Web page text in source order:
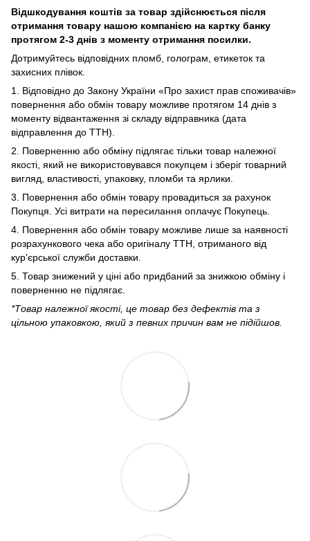
Відшкодування коштів за товар здійснюється після
отримання товару нашою компанією на картку банку
протягом 2-3 днів з моменту отримання посилки.
Дотримуйтесь відповідних пломб, голограм, етикеток та
захисних плівок.
1. Відповідно до Закону України «Про захист прав споживачів»
повернення або обмін товару можливе протягом 14 днів з
моменту відвантаження зі складу відправника (дата
відправлення до ТТН).
2. Поверненню або обміну підлягає тільки товар належної
якості, який не використовувався покупцем і зберіг товарний
вигляд, властивості, упаковку, пломби та ярлики.
3. Повернення або обмін товару провадиться за рахунок
Покупця. Усі витрати на пересилання оплачує Покупець.
4. Повернення або обмін товару можливе лише за наявності
розрахункового чека або оригіналу ТТН, отриманого від
кур'єрської служби доставки.
5. Товар знижений у ціні або придбаний за знижкою обміну і
поверненню не підлягає.
*Товар належної якості, це товар без дефектів та з
цільною упаковкою, який з певних причин вам не підійшов.